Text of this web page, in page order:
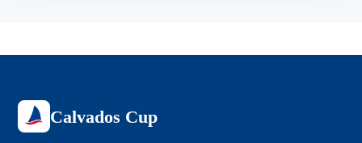
Calvados Cup